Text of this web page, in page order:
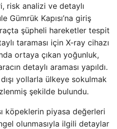
risk analizi ve detaylı
Gümrük Kapısı’na giriş
şüpheli hareketler tespit
taraması için X-ray cihazı
ortaya çıkan yoğunluk,
detaylı araması yapıldı.
yollarla ülkeye sokulmak
şekilde bulundu.
köpeklerin piyasa değerleri
olunmasıyla ilgili detaylar